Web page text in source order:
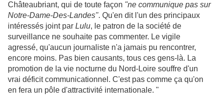
Châteaubriant, qui de toute façon "ne communique pas sur
Notre-Dame-Des-Landes". Qu'en dit l'un des principaux
intéressés joint par Lulu, le patron de la société de
surveillance ne souhaite pas commenter. Le vigile
agressé, qu'aucun journaliste n'a jamais pu rencontrer,
encore moins. Pas bien causants, tous ces gens-là. La
promotion de la vie nocturne du Nord-Loire souffre d'un
vrai déficit communicationnel. C'est pas comme ça qu'on
en fera un pôle d'attractivité internationale. "